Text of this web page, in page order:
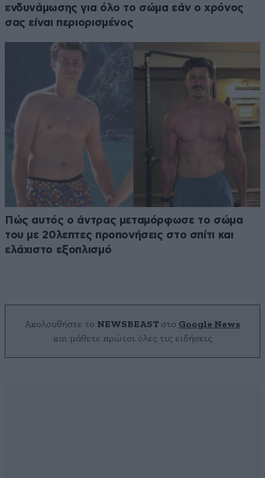
ενδυνάμωσης για όλο το σώμα εάν ο χρόνος
σας είναι περιορισμένος
Πώς αυτός ο άντρας μεταμόρφωσε το σώμα
του με 20λεπτες προπονήσεις στο σπίτι και
ελάχιστο εξοπλισμό
Ακολουθήστε το NEWSBEAST στο Google News
και μάθετε πρώτοι όλες τις ειδήσεις